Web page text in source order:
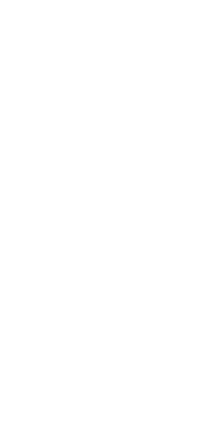
ています
ザーです
績があります
ります
日数内に発送してい